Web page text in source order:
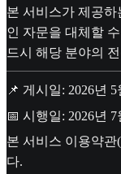
본 서비스가 제공
인 자문을 대체할
드시 해당 분야의
📌 게시일: 2026년 5
📅 시행일: 2026년 7
본 서비스 이용약관
다.